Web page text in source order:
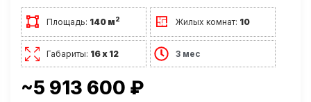
Площадь: 140 м2 Жилых комнат: 10
Габариты: 16 х 12 3 мес
~5 913 600 ₽